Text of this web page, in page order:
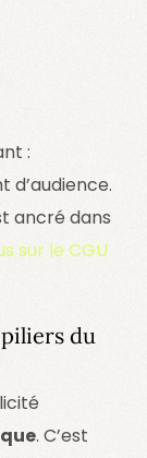
:
d’audience.
ancré dans
sur le CGU
du
. C’est